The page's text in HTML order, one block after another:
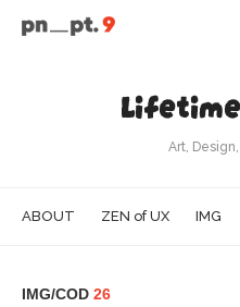
Art,
ABOUT ZEN of UX IMG
IMG/COD 26